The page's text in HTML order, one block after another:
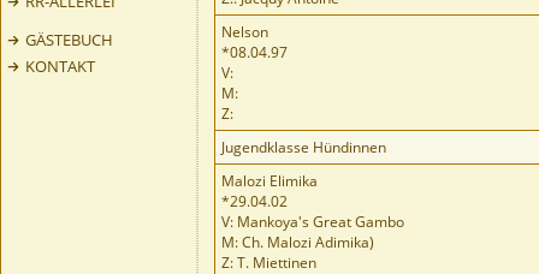
GÄSTEBUCH
KONTAKT
Nelson
*08.04.97
V:
M:
Z:
Jugendklasse Hündinnen
Malozi Elimika
*29.04.02
V: Mankoya's Great Gambo
M: Ch. Malozi Adimika)
Z: T. Miettinen